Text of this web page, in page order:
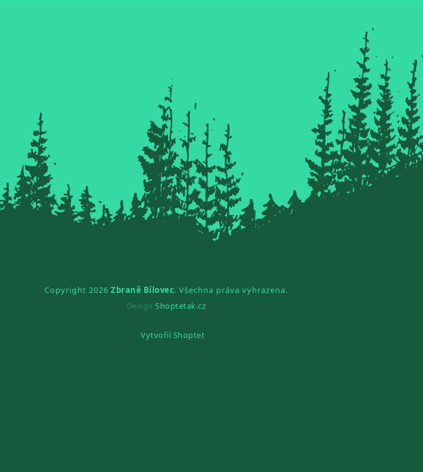
Copyright 2026 Zbraně Bílovec. Všechna práva vyhrazena.
DesignShoptetak.cz
Vytvořil Shoptet